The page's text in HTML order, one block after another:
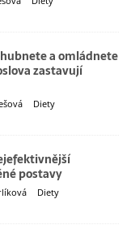
a omládnete
zastavují
Diety
postavy
Diety